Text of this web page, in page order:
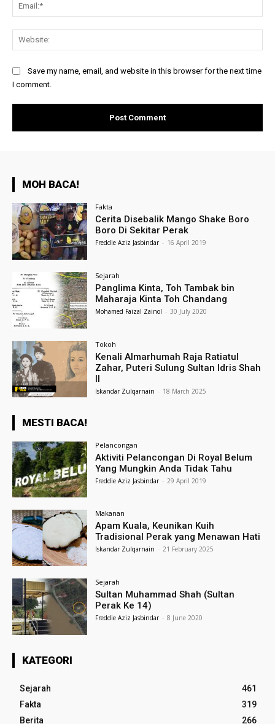
Save my name, email, and website in this browser for the next time
I comment.
MOH BACA!
Fakta
Cerita Disebalik Mango Shake Boro
Boro Di Sekitar Perak
Freddie Aziz Jasbindar - 16 April 2019
Sejarah
Panglima Kinta, Toh Tambak bin
Maharaja Kinta Toh Chandang
Mohamed Faizal Zainol - 30 July 2020
Tokoh
Kenali Almarhumah Raja Ratiatul
Zahar, Puteri Sulung Sultan Idris Shah
II
Iskandar Zulqarnain - 18 March 2025
MESTI BACA!
Pelancongan
Aktiviti Pelancongan Di Royal Belum
Yang Mungkin Anda Tidak Tahu
Freddie Aziz Jasbindar - 29 April 2019
Makanan
Apam Kuala, Keunikan Kuih
Tradisional Perak yang Menawan Hati
Iskandar Zulqarnain - 21 February 2025
Sejarah
Sultan Muhammad Shah (Sultan
Perak Ke 14)
Freddie Aziz Jasbindar - 8 June 2020
KATEGORI
Sejarah
461
Fakta
319
Berita
266